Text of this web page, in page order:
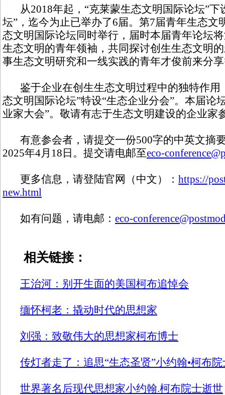
从2018年起，“克莱蒙生态文明国际论坛”下
坛”，迄今为止已举办了6届。第7届青年生态文
态文明国际论坛同时举行，届时本届青年论坛
生态文明的青年领袖，共同探讨创生生态文明
事生态文明研究和一线实践的青年才俊前来分
鉴于企业在创生生态文明过程中的独特作用
态文明国际论坛”特设“生态企业分会”。本届论
业家大会”。敬请有志于生态文明建设的企业家
有意参会者，请提交一份500字的中英文摘
2025年4月18日。提交请电邮至eco-
更多信息，请登陆官网（中文）： https://
new.html
如有问题，请电邮： eco-
相关链接：
王治河：别开生面的美国柯布追悼会
缅怀柯老：撬动时代的思想家
刘强：致敬伟大的思想家柯布博士
传灯者走了：追思“生态圣贤”小约翰•柯布院
世界著名后现代思想家小约翰.柯布院士逝世